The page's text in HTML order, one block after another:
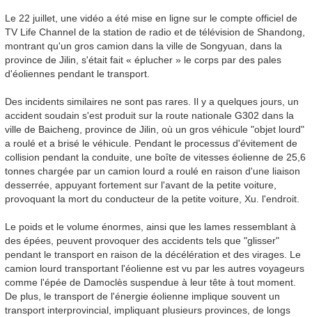
Le 22 juillet, une vidéo a été mise en ligne sur le compte officiel de
TV Life Channel de la station de radio et de télévision de Shandong,
montrant qu'un gros camion dans la ville de Songyuan, dans la
province de Jilin, s'était fait « éplucher » le corps par des pales
d'éoliennes pendant le transport.
Des incidents similaires ne sont pas rares. Il y a quelques jours, un
accident soudain s'est produit sur la route nationale G302 dans la
ville de Baicheng, province de Jilin, où un gros véhicule "objet lourd"
a roulé et a brisé le véhicule. Pendant le processus d'évitement de
collision pendant la conduite, une boîte de vitesses éolienne de 25,6
tonnes chargée par un camion lourd a roulé en raison d'une liaison
desserrée, appuyant fortement sur l'avant de la petite voiture,
provoquant la mort du conducteur de la petite voiture, Xu. l'endroit.
Le poids et le volume énormes, ainsi que les lames ressemblant à
des épées, peuvent provoquer des accidents tels que "glisser"
pendant le transport en raison de la décélération et des virages. Le
camion lourd transportant l'éolienne est vu par les autres voyageurs
comme l'épée de Damoclès suspendue à leur tête à tout moment.
De plus, le transport de l'énergie éolienne implique souvent un
transport interprovincial, impliquant plusieurs provinces, de longs